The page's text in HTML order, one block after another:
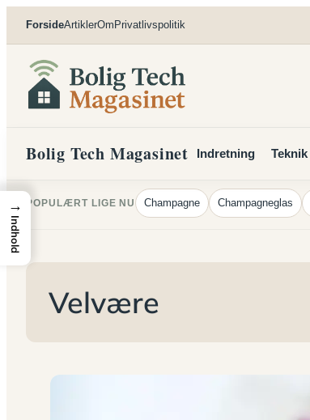
Spring
indhold
ForsideArtiklerOm Privatlivspolitik
Bolig Tech Magasinet Indretning Teknik
POPULÆRT LIGE NU Champagne Champagneglas
Velvære
→
Indhold